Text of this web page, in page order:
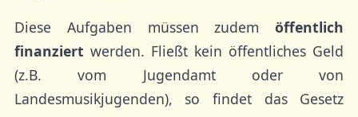
Diese Aufgaben müssen zudemöffentlich
finanziert werden. Fließt kein öffentliches Geld
(z.B. vom Jugendamt oder von
Landesmusikjugenden), so findet das Gesetz